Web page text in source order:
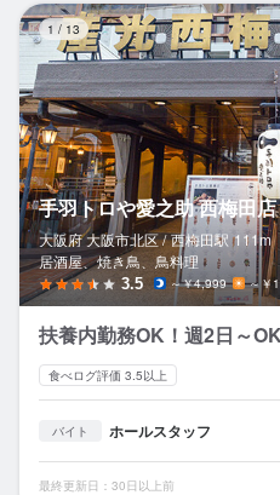
1 / 13
手羽トロや愛之助 西梅田店
大阪府 大阪市北区 / 西梅田駅 111m
居酒屋、焼き鳥、鳥料理
3.5 ～￥4,999 ～￥
扶養内勤務OK！週2日～
食べログ評価 3.5以上
バイト ホールスタッフ
最終更新日：30日以上前